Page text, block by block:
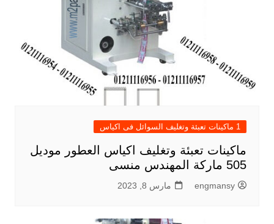
1 ماكينات تعبئة وتغليف السوائل فى اكياس
ماكينات تعبئة وتغليف اكياس العطور موديل
505 ماركة المهندس منسى
engmansy مارس 8, 2023